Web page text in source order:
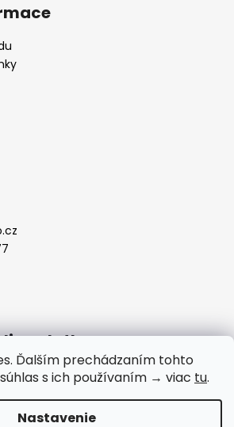
Ďalším prechádzaním tohto
s ich používaním → viac tu.
Nastavenie
platby